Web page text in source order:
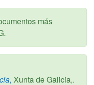
más
Xunta de Galicia,.